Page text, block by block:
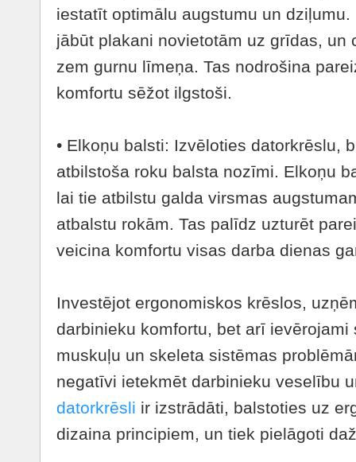
iestatīt optimālu augstumu un
jābūt plakani novietotām uz grīdas, un
zem gurnu līmeņa. Tas nodrošina
komfortu sēžot ilgstoši.
• Elkoņu balsti: Izvēloties datorkrēslu,
atbilstoša roku balsta nozīmi. Elkoņu
lai tie atbilstu galda virsmas
atbalstu rokām. Tas palīdz uzturēt
veicina komfortu visas darba dienas
Investējot ergonomiskos krēslos,
darbinieku komfortu, bet arī
muskuļu un skeleta sistēmas
negatīvi ietekmēt darbinieku veselību
datorkrēsli ir izstrādāti, balstoties uz
dizaina principiem, un tiek pielāgoti